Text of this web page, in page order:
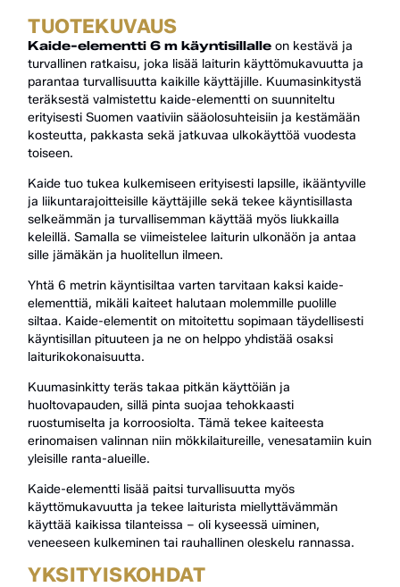
TUOTEKUVAUS
Kaide-elementti 6 m käyntisillalle on kestävä ja
turvallinen ratkaisu, joka lisää laiturin käyttömukavuutta ja
parantaa turvallisuutta kaikille käyttäjille. Kuumasinkitystä
teräksestä valmistettu kaide-elementti on suunniteltu
erityisesti Suomen vaativiin sääolosuhteisiin ja kestämään
kosteutta, pakkasta sekä jatkuvaa ulkokäyttöä vuodesta
toiseen.
Kaide tuo tukea kulkemiseen erityisesti lapsille, ikääntyville
ja liikuntarajoitteisille käyttäjille sekä tekee käyntisillasta
selkeämmän ja turvallisemman käyttää myös liukkailla
keleillä. Samalla se viimeistelee laiturin ulkonäön ja antaa
sille jämäkän ja huolitellun ilmeen.
Yhtä 6 metrin käyntisiltaa varten tarvitaan kaksi kaide-
elementtiä, mikäli kaiteet halutaan molemmille puolille
siltaa. Kaide-elementit on mitoitettu sopimaan täydellisesti
käyntisillan pituuteen ja ne on helppo yhdistää osaksi
laiturikokonaisuutta.
Kuumasinkitty teräs takaa pitkän käyttöiän ja
huoltovapauden, sillä pinta suojaa tehokkaasti
ruostumiselta ja korroosiolta. Tämä tekee kaiteesta
erinomaisen valinnan niin mökkilaitureille, venesatamiin kuin
yleisille ranta-alueille.
Kaide-elementti lisää paitsi turvallisuutta myös
käyttömukavuutta ja tekee laiturista miellyttävämmän
käyttää kaikissa tilanteissa – oli kyseessä uiminen,
veneeseen kulkeminen tai rauhallinen oleskelu rannassa.
YKSITYISKOHDAT